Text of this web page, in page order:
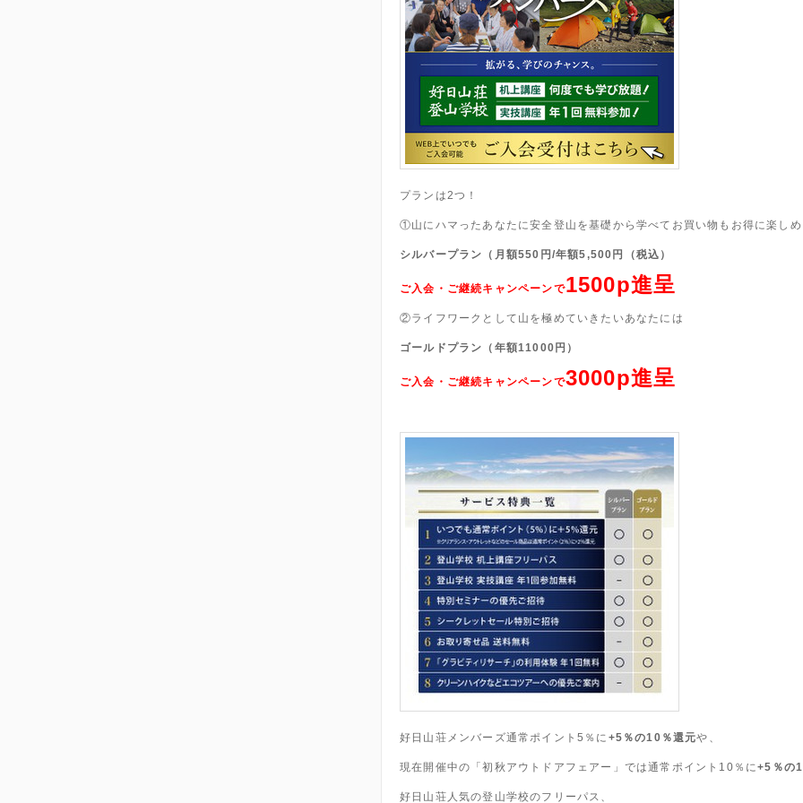
プランは2つ！
①山にハマったあなたに安全登山を基礎から学べてお買い物もお得に楽し
シルバープラン（月額550 円 /年額5,500 円（税込）
ご入会・ご継続キャンペーンで1500p進呈
②ライフワークとして山を極めていきたいあなたには
ゴールドプラン（年額11000円）
ご入会・ご継続キャンペーンで3000p進呈
好日山荘メンバーズ通常ポイント5％に +5％の10％還元や、
現在開催中の「初秋アウトドアフェアー」では通常ポイント10％に+5％の
好日山荘人気の登山学校のフリーパス、